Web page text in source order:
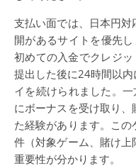
支払い面では、日本円
開があるサイトを優先
初めての入金でクレジ
提出した後に24時間以
イを続けられました。
にボーナスを受け取り
た経験があります。こ
件（対象ゲーム、賭け
重要性が分かります。